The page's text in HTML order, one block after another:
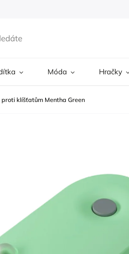
Móda Hračky
klíšťatům Mentha Green